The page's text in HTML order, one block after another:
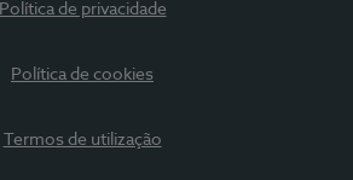
Política de privacidade
Política de cookies
Termos de utilização